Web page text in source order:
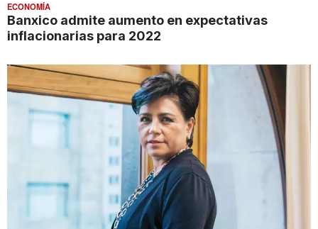
ECONOMÍA
Banxico admite aumento en expectativas
inflacionarias para 2022